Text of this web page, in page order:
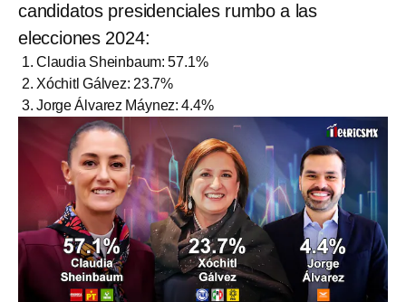
candidatos presidenciales rumbo a las
elecciones 2024:
Claudia Sheinbaum: 57.1%
Xóchitl Gálvez: 23.7%
Jorge Álvarez Máynez: 4.4%